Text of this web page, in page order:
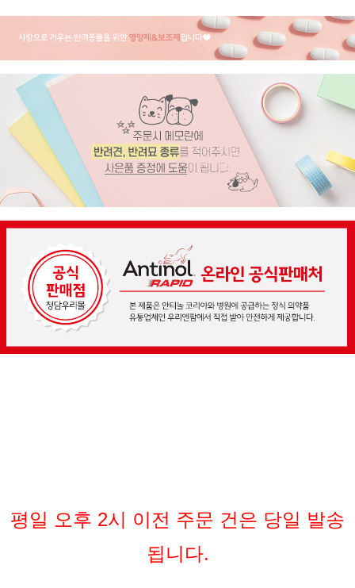
평일 오후 2시 이전 주문 건은 당일 발송
됩니다.